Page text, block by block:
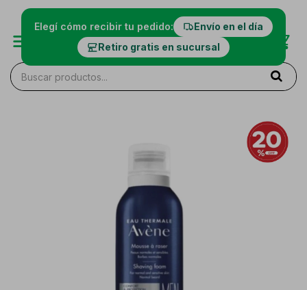
Elegí cómo recibir tu pedido:
Envío en el día
Retiro gratis en sucursal